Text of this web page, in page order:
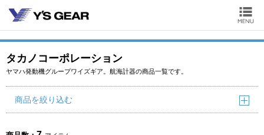
タカノコーポレーション
ヤマハ発動機グループワイズギア。航海計器の商品一覧です。
商品を絞り込む